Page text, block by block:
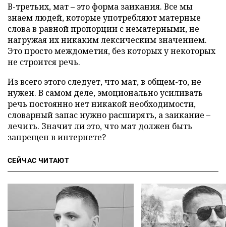
В-третьих, мат – это форма заикания. Все мы
знаем людей, которые употребляют матерные
слова в равной пропорции с нематерными, не
нагружая их никаким лексическим значением.
Это просто междометия, без которых у некоторых
не строится речь.
Из всего этого следует, что мат, в общем-то, не
нужен. В самом деле, эмоционально усиливать
речь постоянно нет никакой необходимости,
словарный запас нужно расширять, а заикание –
лечить. Значит ли это, что мат должен быть
запрещен в интернете?
СЕЙЧАС ЧИТАЮТ